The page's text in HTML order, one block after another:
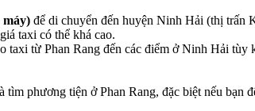
máy) để di chuyển đến huyện Ninh Hải (thị
taxi có thể khá cao.
taxi từ Phan Rang đến các điểm ở Ninh Hải tùy
phương tiện ở Phan Rang, đặc biệt nếu bạn